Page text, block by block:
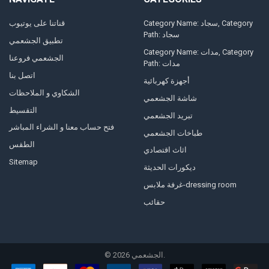
قناتنا على يوتيوب
تطبيق الجشعمي
الجشعمي فروعنا
اتصل بنا
الشكاوي و الملاحظات
التقسيط
فتح حساب معنا و الشراء المباشر
الطقس
Sitemap
Category Name: سجاد, Category
Path: سجاد
Category Name: مدات, Category
Path: مدات
أجهزة كهربائية
شاشة الجشعمي
تبريد الجشعمي
طباخات الجشعمي
اثاث اقتصادي
ديكورات الحديثة
غرفة ملابس-dressing room
حقائب
© 2026